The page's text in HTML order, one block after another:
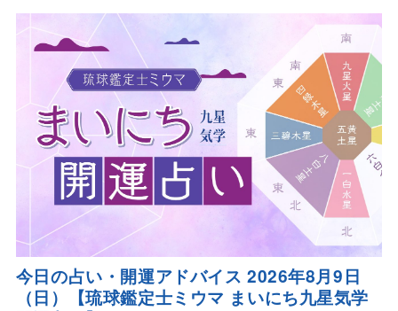
今日の占い・開運アドバイス 2026年8月9日
（日）【琉球鑑定士ミウマ まいにち九星気学